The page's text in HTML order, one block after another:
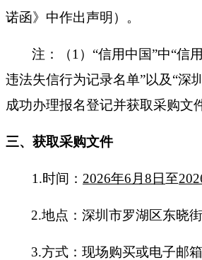
诺函》中作出声明）。
注：（1）“信用中国”中“信
违法失信行为记录名单”以及“深
成功办理报名登记并获取采购文
三、获取采购文件
1.时间： 2026年6月8日至
2.地点：深圳市罗湖区东晓
3.方式：现场购买或电子邮